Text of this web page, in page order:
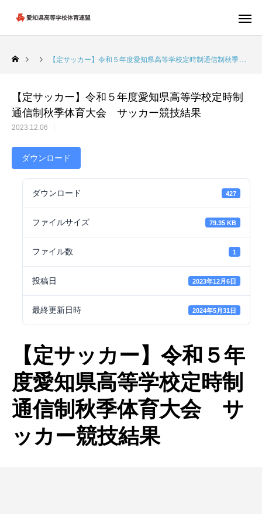
【定サッカー】令和５年度愛知県高等学校定時制通信制秋季体育大会 サッカー競技結果
【定サッカー】令和５年度愛知県高等学校定時制
通信制秋季体育大会 サッカー競技結果
2023.12.06
ダウンロード
ダウンロード 427
ファイルサイズ 79.35 KB
ファイル数 1
投稿日 2023年12月6日
最終更新日時 2024年5月31日
【定サッカー】令和５年
度愛知県高等学校定時制
通信制秋季体育大会 サ
ッカー競技結果